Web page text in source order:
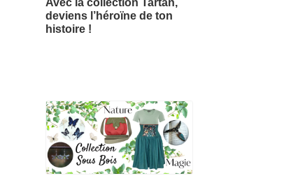
deviens l’héroïne de ton
histoire !